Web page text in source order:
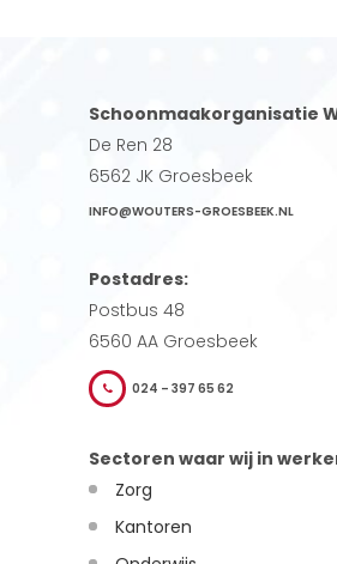
Schoonmaakorganisatie
De Ren 28
6562 JK Groesbeek
INFO@WOUTERS-GROESBEEK.NL
Postadres:
Postbus 48
6560 AA Groesbeek
024 – 397 65 62
Sectoren waar wij in
Zorg
Kantoren